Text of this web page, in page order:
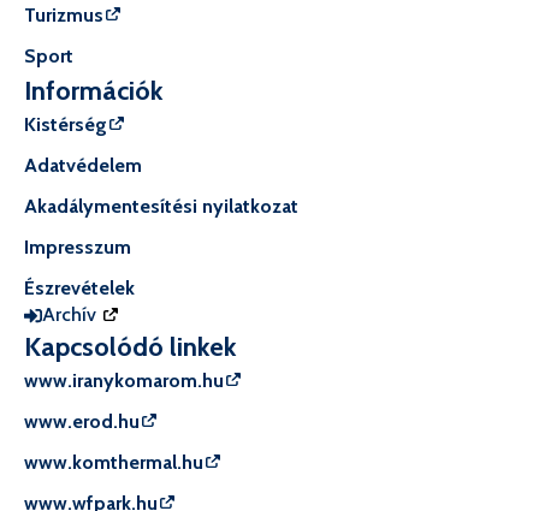
Turizmus
Sport
Információk
Kistérség
Adatvédelem
Akadálymentesítési nyilatkozat
Impresszum
Észrevételek
Archív
Kapcsolódó linkek
www.iranykomarom.hu
www.erod.hu
www.komthermal.hu
www.wfpark.hu